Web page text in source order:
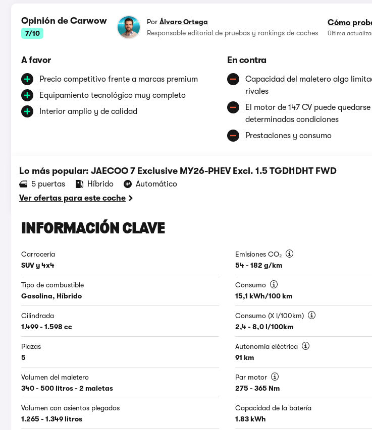
Opinión de Carwow
7/10
Cómo
Última
PorÁlvaro Ortega
Responsable editorial de pruebas y rankings de coches
A favor
Precio competitivo frente a marcas premium
Equipamiento tecnológico muy completo
Interior amplio y de calidad
En contra
Capacidad del maletero algo
rivales
El motor de 147 CV puede
determinadas condiciones
Prestaciones y consumo
Lo más popular: JAECOO 7 Exclusive MY26-PHEV Excl. 1.5 TGDI1DHT FWD
5 puertas Híbrido
Automático
Ver ofertas para este coche
INFORMACIÓN CLAVE
Carrocería
SUV y 4x4
Tipo de combustible
Gasolina, Híbrido
Cilindrada
1.499 - 1.598 cc
Plazas
5
Volumen del maletero
340 - 500 litros - 2 maletas
Volumen con asientos plegados
1.265 - 1.349 litros
Emisiones CO₂
54 - 182 g/km
Consumo
15,1 kWh/100 km
Consumo (X l/100km)
2,4 - 8,0 l/100km
Autonomía eléctrica
91 km
Par motor
275 - 365 Nm
Capacidad de la batería
1.83 kWh